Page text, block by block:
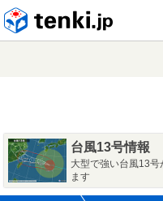
台風13号情報
大型で強い台風13
ます